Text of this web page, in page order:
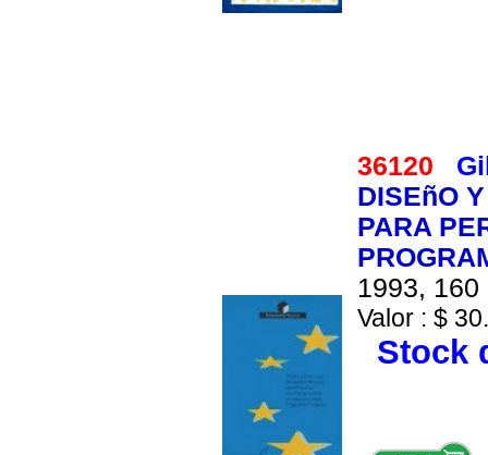
36120
DISEñO
PARA
1993,
Valor : $
Stock